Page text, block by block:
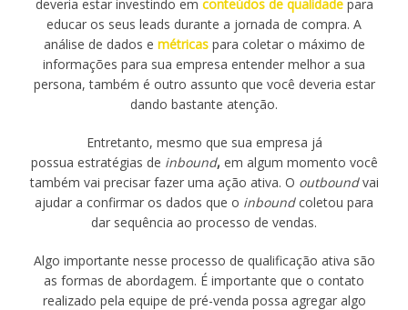
deveria estar investindo em conteúdos de qualidade para
educar os seus leads durante a jornada de compra. A
análise de dados e métricaspara coletar o máximo de
informações para sua empresa entender melhor a sua
persona, também é outro assunto que você deveria estar
dando bastante atenção.
Entretanto, mesmo que sua empresa já
possua estratégias de inbound, em algum momento você
também vai precisar fazer uma ação ativa. O outboundvai
ajudar a confirmar os dados que o inboundcoletou para
dar sequência ao processo de vendas.
Algo importante nesse processo de qualificação ativa são
as formas de abordagem. É importante que o contato
realizado pela equipe de pré-venda possa agregar algo